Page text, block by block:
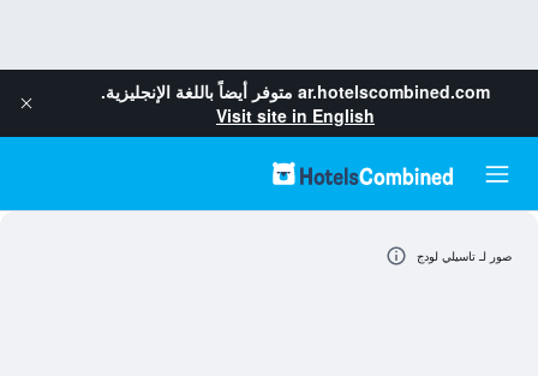
ar.hotelscombined.com متوفر أيضاً باللغة الإنجليزية.
Visit site in English
صور لـ تاسيلي لودج